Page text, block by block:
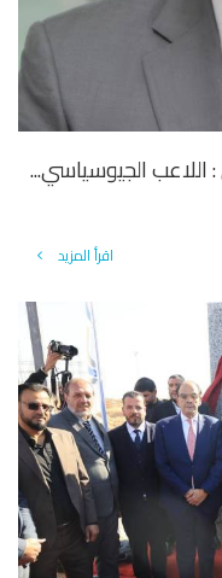
الجيوسياسي...
اقرأ المزيد